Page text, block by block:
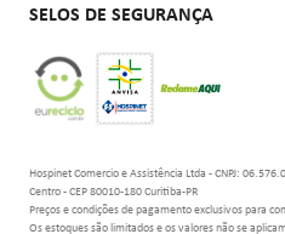
SELOS DE SEGURANÇA
Hospinet Comercio e Assistência Ltda - CNPJ:
Centro - CEP 80010-180 Curitiba-PR
Preços e condições de pagamento exclusivos para
Os estoques são limitados e os valores não se